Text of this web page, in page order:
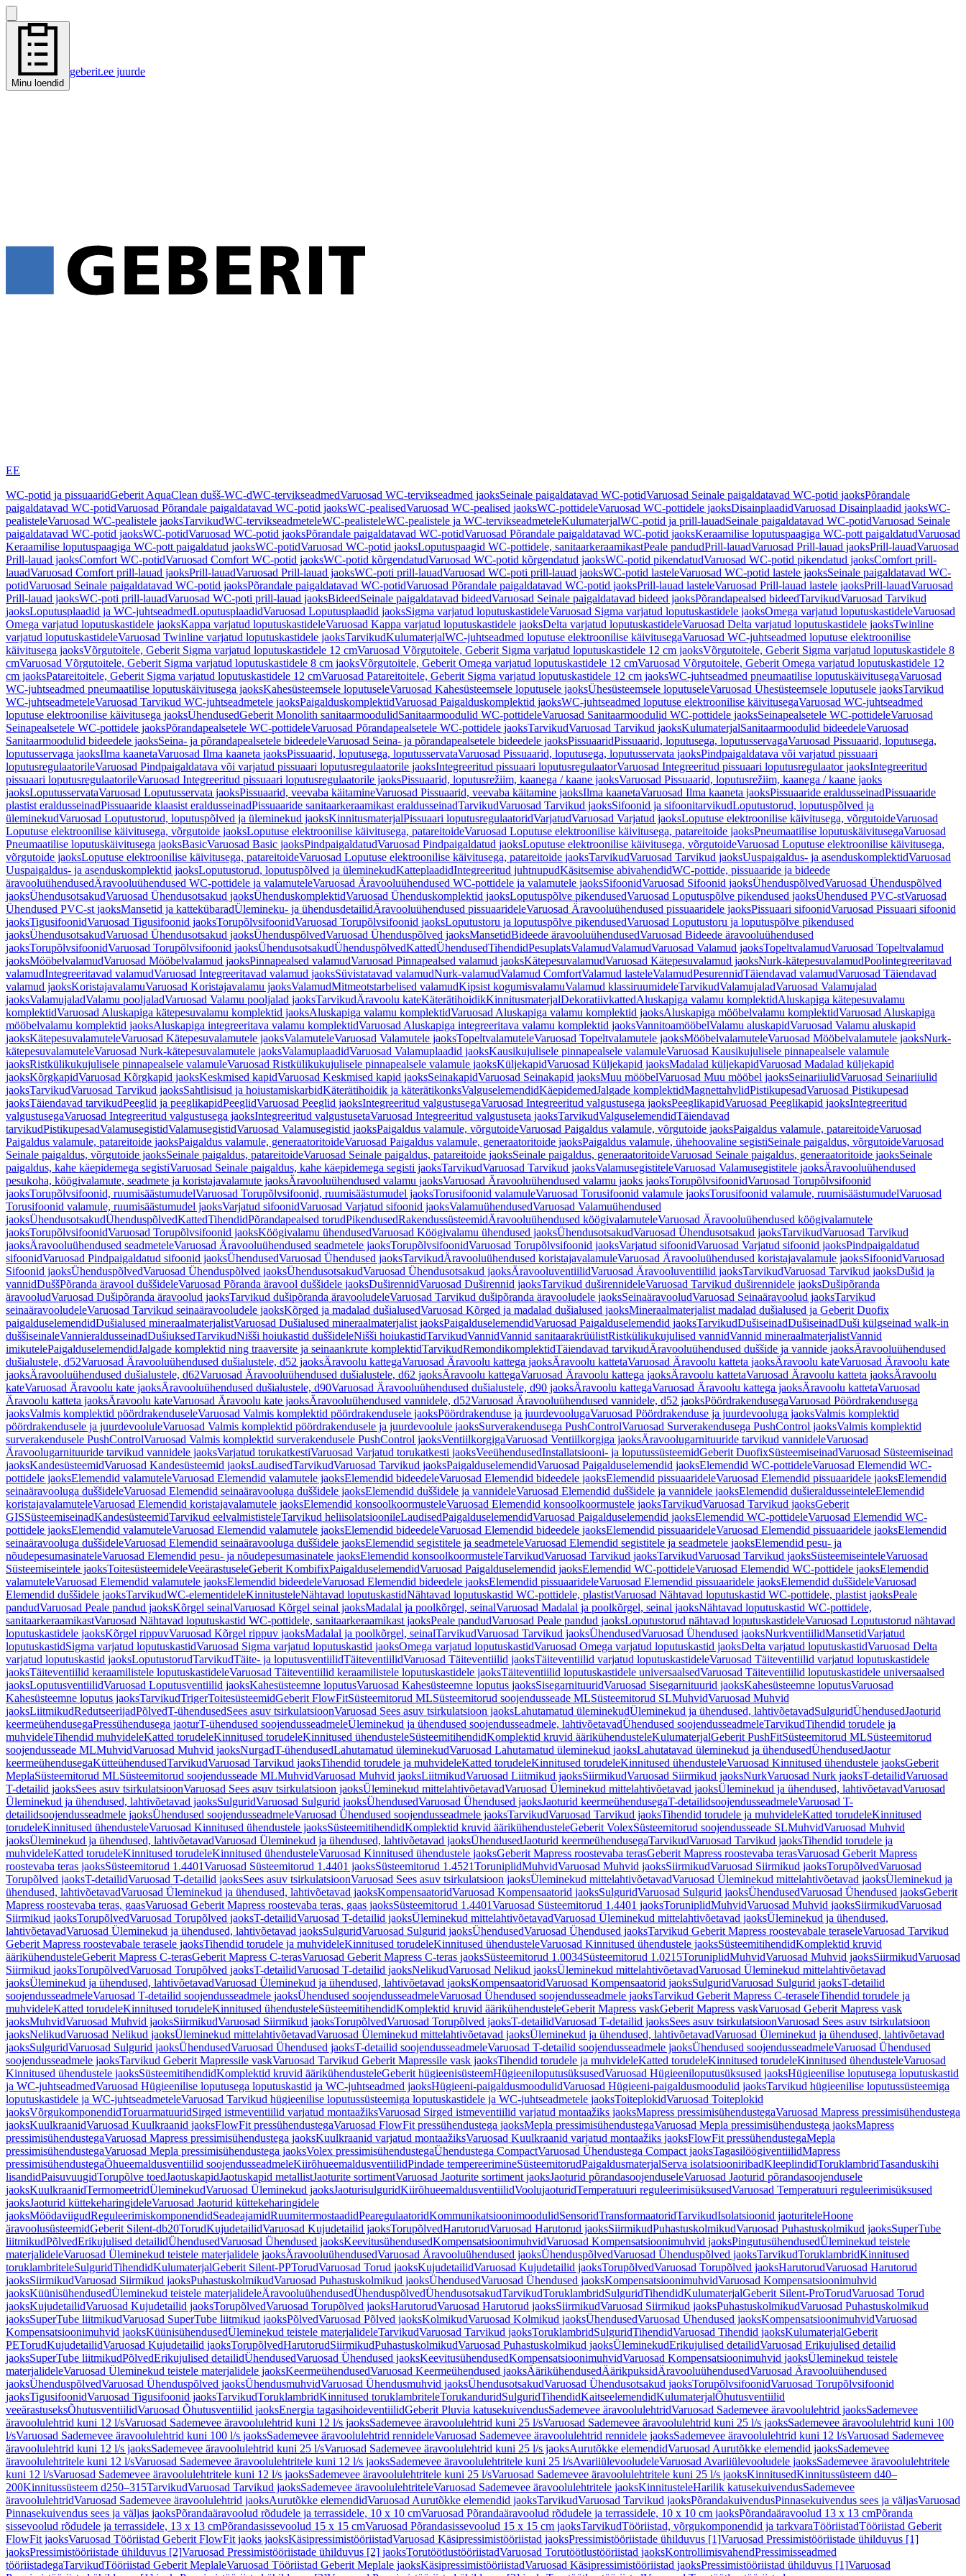
Minu loendid
geberit.ee juurde
EE
WC-potid ja pissuaaridGeberit AquaClean dušš-WC-dWC-tervikseadmedVaruosad WC-tervikseadmed jaoksSeinale paigaldatavad WC-potidVaruosad Seinale paigaldatavad WC-potid jaoksPõrandale
paigaldatavad WC-potidVaruosad Põrandale paigaldatavad WC-potid jaoksWC-pealisedVaruosad WC-pealised jaoksWC-pottideleVaruosad WC-pottidele jaoksDisainplaadidVaruosad Disainplaadid jaoksWC-
pealisteleVaruosad WC-pealistele jaoksTarvikudWC-tervikseadmeteleWC-pealisteleWC-pealistele ja WC-tervikseadmeteleKulumaterjalWC-potid ja prill-lauadSeinale paigaldatavad WC-potidVaruosad Seinale
paigaldatavad WC-potid jaoksWC-potidVaruosad WC-potid jaoksPõrandale paigaldatavad WC-potidVaruosad Põrandale paigaldatavad WC-potid jaoksKeraamilise loputuspaagiga WC-pott paigaldatudVaruosad
Keraamilise loputuspaagiga WC-pott paigaldatud jaoksWC-potidVaruosad WC-potid jaoksLoputuspaagid WC-pottidele, sanitaarkeraamikastPeale pandudPrill-lauadVaruosad Prill-lauad jaoksPrill-lauadVaruosad
Prill-lauad jaoksComfort WC-potidVaruosad Comfort WC-potid jaoksWC-potid kõrgendatudVaruosad WC-potid kõrgendatud jaoksWC-potid pikendatudVaruosad WC-potid pikendatud jaoksComfort prill-
lauadVaruosad Comfort prill-lauad jaoksPrill-lauadVaruosad Prill-lauad jaoksWC-poti prill-lauadVaruosad WC-poti prill-lauad jaoksWC-potid lasteleVaruosad WC-potid lastele jaoksSeinale paigaldatavad WC-
potidVaruosad Seinale paigaldatavad WC-potid jaoksPõrandale paigaldatavad WC-potidVaruosad Põrandale paigaldatavad WC-potid jaoksPrill-lauad lasteleVaruosad Prill-lauad lastele jaoksPrill-lauadVaruosad
Prill-lauad jaoksWC-poti prill-lauadVaruosad WC-poti prill-lauad jaoksBideedSeinale paigaldatavad bideedVaruosad Seinale paigaldatavad bideed jaoksPõrandapealsed bideedTarvikudVaruosad Tarvikud
jaoksLoputusplaadid ja WC-juhtseadmedLoputusplaadidVaruosad Loputusplaadid jaoksSigma varjatud loputuskastideleVaruosad Sigma varjatud loputuskastidele jaoksOmega varjatud loputuskastideleVaruosad
Omega varjatud loputuskastidele jaoksKappa varjatud loputuskastideleVaruosad Kappa varjatud loputuskastidele jaoksDelta varjatud loputuskastideleVaruosad Delta varjatud loputuskastidele jaoksTwinline
varjatud loputuskastideleVaruosad Twinline varjatud loputuskastidele jaoksTarvikudKulumaterjalWC-juhtseadmed loputuse elektroonilise käivitusegaVaruosad WC-juhtseadmed loputuse elektroonilise
käivitusega jaoksVõrgutoitele, Geberit Sigma varjatud loputuskastidele 12 cmVaruosad Võrgutoitele, Geberit Sigma varjatud loputuskastidele 12 cm jaoksVõrgutoitele, Geberit Sigma varjatud loputuskastidele 8
cmVaruosad Võrgutoitele, Geberit Sigma varjatud loputuskastidele 8 cm jaoksVõrgutoitele, Geberit Omega varjatud loputuskastidele 12 cmVaruosad Võrgutoitele, Geberit Omega varjatud loputuskastidele 12
cm jaoksPatareitoitele, Geberit Sigma varjatud loputuskastidele 12 cmVaruosad Patareitoitele, Geberit Sigma varjatud loputuskastidele 12 cm jaoksWC-juhtseadmed pneumaatilise loputuskäivitusegaVaruosad
WC-juhtseadmed pneumaatilise loputuskäivitusega jaoksKahesüsteemsele loputuseleVaruosad Kahesüsteemsele loputusele jaoksÜhesüsteemsele loputuseleVaruosad Ühesüsteemsele loputusele jaoksTarvikud
WC-juhtseadmeteleVaruosad Tarvikud WC-juhtseadmetele jaoksPaigalduskomplektidVaruosad Paigalduskomplektid jaoksWC-juhtseadmed loputuse elektroonilise käivitusegaVaruosad WC-juhtseadmed
loputuse elektroonilise käivitusega jaoksÜhendusedGeberit Monolith sanitaarmoodulidSanitaarmoodulid WC-pottideleVaruosad Sanitaarmoodulid WC-pottidele jaoksSeinapealsetele WC-pottideleVaruosad
Seinapealsetele WC-pottidele jaoksPõrandapealsetele WC-pottideleVaruosad Põrandapealsetele WC-pottidele jaoksTarvikudVaruosad Tarvikud jaoksKulumaterjalSanitaarmoodulid bideedeleVaruosad
Sanitaarmoodulid bideedele jaoksSeina- ja põrandapealsetele bideedeleVaruosad Seina- ja põrandapealsetele bideedele jaoksPissuaaridPissuaarid, loputusega, loputusservagaVaruosad Pissuaarid, loputusega,
loputusservaga jaoksIlma kaanetaVaruosad Ilma kaaneta jaoksPissuaarid, loputusega, loputusservataVaruosad Pissuaarid, loputusega, loputusservata jaoksPindpaigaldatava või varjatud pissuaari
loputusregulaatorileVaruosad Pindpaigaldatava või varjatud pissuaari loputusregulaatorile jaoksIntegreeritud pissuaari loputusregulaatorVaruosad Integreeritud pissuaari loputusregulaator jaoksIntegreeritud
pissuaari loputusregulaatorileVaruosad Integreeritud pissuaari loputusregulaatorile jaoksPissuaarid, loputusrežiim, kaanega / kaane jaoksVaruosad Pissuaarid, loputusrežiim, kaanega / kaane jaoks
jaoksLoputusservataVaruosad Loputusservata jaoksPissuaarid, veevaba käitamineVaruosad Pissuaarid, veevaba käitamine jaoksIlma kaanetaVaruosad Ilma kaaneta jaoksPissuaaride eraldusseinadPissuaaride
plastist eraldusseinadPissuaaride klaasist eraldusseinadPissuaaride sanitaarkeraamikast eraldusseinadTarvikudVaruosad Tarvikud jaoksSifoonid ja sifoonitarvikudLoputustorud, loputuspõlved ja
üleminekudVaruosad Loputustorud, loputuspõlved ja üleminekud jaoksKinnitusmaterjalPissuaari loputusregulaatoridVarjatudVaruosad Varjatud jaoksLoputuse elektroonilise käivitusega, võrgutoideVaruosad
Loputuse elektroonilise käivitusega, võrgutoide jaoksLoputuse elektroonilise käivitusega, patareitoideVaruosad Loputuse elektroonilise käivitusega, patareitoide jaoksPneumaatilise loputuskäivitusegaVaruosad
Pneumaatilise loputuskäivitusega jaoksBasicVaruosad Basic jaoksPindpaigaldatudVaruosad Pindpaigaldatud jaoksLoputuse elektroonilise käivitusega, võrgutoideVaruosad Loputuse elektroonilise käivitusega,
võrgutoide jaoksLoputuse elektroonilise käivitusega, patareitoideVaruosad Loputuse elektroonilise käivitusega, patareitoide jaoksTarvikudVaruosad Tarvikud jaoksUuspaigaldus- ja asenduskomplektidVaruosad
Uuspaigaldus- ja asenduskomplektid jaoksLoputustorud, loputuspõlved ja üleminekudKatteplaadidIntegreeritud juhtnupudKäsitsemise abivahendidWC-pottide, pissuaaride ja bideede
äravooluühendusedÄravooluühendused WC-pottidele ja valamuteleVaruosad Äravooluühendused WC-pottidele ja valamutele jaoksSifoonidVaruosad Sifoonid jaoksÜhenduspõlvedVaruosad Ühenduspõlved
jaoksÜhendusotsakudVaruosad Ühendusotsakud jaoksÜhenduskomplektidVaruosad Ühenduskomplektid jaoksLoputuspõlve pikendusedVaruosad Loputuspõlve pikendused jaoksÜhendused PVC-stVaruosad
Ühendused PVC-st jaoksMansetid ja kattekübaradÜlemineku- ja ühendusdetailidÄravooluühendused pissuaarideleVaruosad Äravooluühendused pissuaaridele jaoksPissuaari sifoonidVaruosad Pissuaari sifoonid
jaoksTigusifoonidVaruosad Tigusifoonid jaoksTorupõlvsifoonidVaruosad Torupõlvsifoonid jaoksLoputustoru ja loputuspõlve pikendusedVaruosad Loputustoru ja loputuspõlve pikendused
jaoksÜhendusotsakudVaruosad Ühendusotsakud jaoksÜhenduspõlvedVaruosad Ühenduspõlved jaoksMansetidBideede äravooluühendusedVaruosad Bideede äravooluühendused
jaoksTorupõlvsifoonidVaruosad Torupõlvsifoonid jaoksÜhendusotsakudÜhenduspõlvedKattedÜhendusedTihendidPesuplatsValamudValamudVaruosad Valamud jaoksTopeltvalamudVaruosad Topeltvalamud
jaoksMööbelvalamudVaruosad Mööbelvalamud jaoksPinnapealsed valamudVaruosad Pinnapealsed valamud jaoksKätepesuvalamudVaruosad Kätepesuvalamud jaoksNurk-kätepesuvalamudPoolintegreeritavad
valamudIntegreeritavad valamudVaruosad Integreeritavad valamud jaoksSüvistatavad valamudNurk-valamudValamud ComfortValamud lasteleValamudPesurennidTäiendavad valamudVaruosad Täiendavad
valamud jaoksKoristajavalamuVaruosad Koristajavalamu jaoksValamudMitmeotstarbelised valamudKipsist kogumisvalamuValamud klassiruumideleTarvikudValamujaladVaruosad Valamujalad
jaoksValamujaladValamu pooljaladVaruosad Valamu pooljalad jaoksTarvikudÄravoolu kateKäterätihoidikKinnitusmaterjalDekoratiivkattedAluskapiga valamu komplektidAluskapiga kätepesuvalamu
komplektidVaruosad Aluskapiga kätepesuvalamu komplektid jaoksAluskapiga valamu komplektidVaruosad Aluskapiga valamu komplektid jaoksAluskapiga mööbelvalamu komplektidVaruosad Aluskapiga
mööbelvalamu komplektid jaoksAluskapiga integreeritava valamu komplektidVaruosad Aluskapiga integreeritava valamu komplektid jaoksVannitoamööbelValamu aluskapidVaruosad Valamu aluskapid
jaoksKätepesuvalamuteleVaruosad Kätepesuvalamutele jaoksValamuteleVaruosad Valamutele jaoksTopeltvalamuteleVaruosad Topeltvalamutele jaoksMööbelvalamuteleVaruosad Mööbelvalamutele jaoksNurk-
kätepesuvalamuteleVaruosad Nurk-kätepesuvalamutele jaoksValamuplaadidVaruosad Valamuplaadid jaoksKausikujulisele pinnapealsele valamuleVaruosad Kausikujulisele pinnapealsele valamule
jaoksRistkülikukujulisele pinnapealsele valamuleVaruosad Ristkülikukujulisele pinnapealsele valamule jaoksKüljekapidVaruosad Küljekapid jaoksMadalad küljekapidVaruosad Madalad küljekapid
jaoksKõrgkapidVaruosad Kõrgkapid jaoksKeskmised kapidVaruosad Keskmised kapid jaoksSeinakapidVaruosad Seinakapid jaoksMuu mööbelVaruosad Muu mööbel jaoksSeinariiulidVaruosad Seinariiulid
jaoksTarvikudVaruosad Tarvikud jaoksSahtlisisud ja hoiustamiskarbidKäterätihoidik ja käterätikonksValguselemendidKäepidemedJalgade komplektidMagnettahvlidPistikupesadVaruosad Pistikupesad
jaoksTäiendavad tarvikudPeeglid ja peeglikapidPeeglidVaruosad Peeglid jaoksIntegreeritud valgustusegaVaruosad Integreeritud valgustusega jaoksPeeglikapidVaruosad Peeglikapid jaoksIntegreeritud
valgustusegaVaruosad Integreeritud valgustusega jaoksIntegreeritud valgustusetaVaruosad Integreeritud valgustuseta jaoksTarvikudValguselemendidTäiendavad
tarvikudPistikupesadValamusegistidValamusegistidVaruosad Valamusegistid jaoksPaigaldus valamule, võrgutoideVaruosad Paigaldus valamule, võrgutoide jaoksPaigaldus valamule, patareitoideVaruosad
Paigaldus valamule, patareitoide jaoksPaigaldus valamule, generaatoritoideVaruosad Paigaldus valamule, generaatoritoide jaoksPaigaldus valamule, ühehoovaline segistiSeinale paigaldus, võrgutoideVaruosad
Seinale paigaldus, võrgutoide jaoksSeinale paigaldus, patareitoideVaruosad Seinale paigaldus, patareitoide jaoksSeinale paigaldus, generaatoritoideVaruosad Seinale paigaldus, generaatoritoide jaoksSeinale
paigaldus, kahe käepidemega segistiVaruosad Seinale paigaldus, kahe käepidemega segisti jaoksTarvikudVaruosad Tarvikud jaoksValamusegistiteleVaruosad Valamusegistitele jaoksÄravooluühendused
pesukoha, köögivalamute, seadmete ja koristajavalamute jaoksÄravooluühendused valamu jaoksVaruosad Äravooluühendused valamu jaoks jaoksTorupõlvsifoonidVaruosad Torupõlvsifoonid
jaoksTorupõlvsifoonid, ruumisäästumudelVaruosad Torupõlvsifoonid, ruumisäästumudel jaoksTorusifoonid valamuleVaruosad Torusifoonid valamule jaoksTorusifoonid valamule, ruumisäästumudelVaruosad
Torusifoonid valamule, ruumisäästumudel jaoksVarjatud sifoonidVaruosad Varjatud sifoonid jaoksValamuühendusedVaruosad Valamuühendused
jaoksÜhendusotsakudÜhenduspõlvedKattedTihendidPõrandapealsed torudPikendusedRakendussüsteemidÄravooluühendused köögivalamuteleVaruosad Äravooluühendused köögivalamutele
jaoksTorupõlvsifoonidVaruosad Torupõlvsifoonid jaoksKöögivalamu ühendusedVaruosad Köögivalamu ühendused jaoksÜhendusotsakudVaruosad Ühendusotsakud jaoksTarvikudVaruosad Tarvikud
jaoksÄravooluühendused seadmeteleVaruosad Äravooluühendused seadmetele jaoksTorupõlvsifoonidVaruosad Torupõlvsifoonid jaoksVarjatud sifoonidVaruosad Varjatud sifoonid jaoksPindpaigaldatud
sifoonidVaruosad Pindpaigaldatud sifoonid jaoksÜhendusedVaruosad Ühendused jaoksTarvikudÄravooluühendused koristajavalamuleVaruosad Äravooluühendused koristajavalamule jaoksSifoonidVaruosad
Sifoonid jaoksÜhenduspõlvedVaruosad Ühenduspõlved jaoksÜhendusotsakudVaruosad Ühendusotsakud jaoksÄravooluventiilidVaruosad Äravooluventiilid jaoksTarvikudVaruosad Tarvikud jaoksDušid ja
vannidDuššPõranda äravool duššideleVaruosad Põranda äravool duššidele jaoksDuširennidVaruosad Duširennid jaoksTarvikud duširennideleVaruosad Tarvikud duširennidele jaoksDušipõranda
äravooludVaruosad Dušipõranda äravoolud jaoksTarvikud dušipõranda äravooludeleVaruosad Tarvikud dušipõranda äravooludele jaoksSeinaäravooludVaruosad Seinaäravoolud jaoksTarvikud
seinaäravooludeleVaruosad Tarvikud seinaäravooludele jaoksKõrged ja madalad dušialusedVaruosad Kõrged ja madalad dušialused jaoksMineraalmaterjalist madalad dušialused ja Geberit Duofix
paigalduselemendidDušialused mineraalmaterjalistVaruosad Dušialused mineraalmaterjalist jaoksPaigalduselemendidVaruosad Paigalduselemendid jaoksTarvikudDušiseinadDušiseinadDuši külgseinad walk-in
duššiseinaleVannieraldusseinadDušiuksedTarvikudNišši hoiukastid duššideleNišši hoiukastidTarvikudVannidVannid sanitaarakrüülistRistkülikukujulised vannidVannid mineraalmaterjalistVannid
imikutelePaigalduselemendidJalgade komplektid ning traaversite ja seinaankrute komplektidTarvikudRemondikomplektidTäiendavad tarvikudÄravooluühendused duššide ja vannide jaoksÄravooluühendused
dušialustele, d52Varuosad Äravooluühendused dušialustele, d52 jaoksÄravoolu kattegaVaruosad Äravoolu kattega jaoksÄravoolu kattetaVaruosad Äravoolu katteta jaoksÄravoolu kateVaruosad Äravoolu kate
jaoksÄravooluühendused dušialustele, d62Varuosad Äravooluühendused dušialustele, d62 jaoksÄravoolu kattegaVaruosad Äravoolu kattega jaoksÄravoolu kattetaVaruosad Äravoolu katteta jaoksÄravoolu
kateVaruosad Äravoolu kate jaoksÄravooluühendused dušialustele, d90Varuosad Äravooluühendused dušialustele, d90 jaoksÄravoolu kattegaVaruosad Äravoolu kattega jaoksÄravoolu kattetaVaruosad
Äravoolu katteta jaoksÄravoolu kateVaruosad Äravoolu kate jaoksÄravooluühendused vannidele, d52Varuosad Äravooluühendused vannidele, d52 jaoksPöördrakendusegaVaruosad Pöördrakendusega
jaoksValmis komplektid pöördrakenduseleVaruosad Valmis komplektid pöördrakendusele jaoksPöördrakenduse ja juurdevoolugaVaruosad Pöördrakenduse ja juurdevooluga jaoksValmis komplektid
pöördrakendusele ja juurdevooluleVaruosad Valmis komplektid pöördrakendusele ja juurdevoolule jaoksSurverakendusega PushControlVaruosad Surverakendusega PushControl jaoksValmis komplektid
surverakendusele PushControlVaruosad Valmis komplektid surverakendusele PushControl jaoksVentiilkorgigaVaruosad Ventiilkorgiga jaoksÄravoolugarnituuride tarvikud vannideleVaruosad
Äravoolugarnituuride tarvikud vannidele jaoksVarjatud torukatkestiVaruosad Varjatud torukatkesti jaoksVeeühendusedInstallatsiooni- ja loputussüsteemidGeberit DuofixSüsteemiseinadVaruosad Süsteemiseinad
jaoksKandesüsteemidVaruosad Kandesüsteemid jaoksLaudisedTarvikudVaruosad Tarvikud jaoksPaigalduselemendidVaruosad Paigalduselemendid jaoksElemendid WC-pottideleVaruosad Elemendid WC-
pottidele jaoksElemendid valamuteleVaruosad Elemendid valamutele jaoksElemendid bideedeleVaruosad Elemendid bideedele jaoksElemendid pissuaarideleVaruosad Elemendid pissuaaridele jaoksElemendid
seinaäravooluga duššideleVaruosad Elemendid seinaäravooluga duššidele jaoksElemendid duššidele ja vannideleVaruosad Elemendid duššidele ja vannidele jaoksElemendid dušieraldusseinteleElemendid
koristajavalamuteleVaruosad Elemendid koristajavalamutele jaoksElemendid konsoolkoormusteleVaruosad Elemendid konsoolkoormustele jaoksTarvikudVaruosad Tarvikud jaoksGeberit
GISSüsteemiseinadKandesüsteemidTarvikud eelvalmististeleTarvikud heliisolatsioonileLaudisedPaigalduselemendidVaruosad Paigalduselemendid jaoksElemendid WC-pottideleVaruosad Elemendid WC-
pottidele jaoksElemendid valamuteleVaruosad Elemendid valamutele jaoksElemendid bideedeleVaruosad Elemendid bideedele jaoksElemendid pissuaarideleVaruosad Elemendid pissuaaridele jaoksElemendid
seinaäravooluga duššideleVaruosad Elemendid seinaäravooluga duššidele jaoksElemendid segistitele ja seadmeteleVaruosad Elemendid segistitele ja seadmetele jaoksElemendid pesu- ja
nõudepesumasinateleVaruosad Elemendid pesu- ja nõudepesumasinatele jaoksElemendid konsoolkoormusteleTarvikudVaruosad Tarvikud jaoksTarvikudVaruosad Tarvikud jaoksSüsteemiseinteleVaruosad
Süsteemiseintele jaoksToitesüsteemideleVeeärastuseleGeberit KombifixPaigalduselemendidVaruosad Paigalduselemendid jaoksElemendid WC-pottideleVaruosad Elemendid WC-pottidele jaoksElemendid
valamuteleVaruosad Elemendid valamutele jaoksElemendid bideedeleVaruosad Elemendid bideedele jaoksElemendid pissuaarideleVaruosad Elemendid pissuaaridele jaoksElemendid duššideleVaruosad
Elemendid duššidele jaoksTarvikudWC-elementideleKinnitusteleNähtavad loputuskastidNähtavad loputuskastid WC-pottidele, plastistVaruosad Nähtavad loputuskastid WC-pottidele, plastist jaoksPeale
pandudVaruosad Peale pandud jaoksKõrgel seinalVaruosad Kõrgel seinal jaoksMadalal ja poolkõrgel, seinalVaruosad Madalal ja poolkõrgel, seinal jaoksNähtavad loputuskastid WC-pottidele,
sanitaarkeraamikastVaruosad Nähtavad loputuskastid WC-pottidele, sanitaarkeraamikast jaoksPeale pandudVaruosad Peale pandud jaoksLoputustorud nähtavad loputuskastideleVaruosad Loputustorud nähtavad
loputuskastidele jaoksKõrgel rippuvVaruosad Kõrgel rippuv jaoksMadalal ja poolkõrgel, seinalTarvikudVaruosad Tarvikud jaoksÜhendusedVaruosad Ühendused jaoksNurkventiilidMansetidVarjatud
loputuskastidSigma varjatud loputuskastidVaruosad Sigma varjatud loputuskastid jaoksOmega varjatud loputuskastidVaruosad Omega varjatud loputuskastid jaoksDelta varjatud loputuskastidVaruosad Delta
varjatud loputuskastid jaoksLoputustorudTarvikudTäite- ja loputusventiilidTäiteventiilidVaruosad Täiteventiilid jaoksTäiteventiilid varjatud loputuskastideleVaruosad Täiteventiilid varjatud loputuskastidele
jaoksTäiteventiilid keraamilistele loputuskastideleVaruosad Täiteventiilid keraamilistele loputuskastidele jaoksTäiteventiilid loputuskastidele universaalsedVaruosad Täiteventiilid loputuskastidele universaalsed
jaoksLoputusventiilidVaruosad Loputusventiilid jaoksKahesüsteemne loputusVaruosad Kahesüsteemne loputus jaoksSisegarnituuridVaruosad Sisegarnituurid jaoksKahesüsteemne loputusVaruosad
Kahesüsteemne loputus jaoksTarvikudTrigerToitesüsteemidGeberit FlowFitSüsteemitorud MLSüsteemitorud soojendusseade MLSüsteemitorud SLMuhvidVaruosad Muhvid
jaoksLiitmikudRedutseerijadPõlvedT-ühendusedSees asuv tsirkulatsioonVaruosad Sees asuv tsirkulatsioon jaoksLahutamatud üleminekudÜleminekud ja ühendused, lahtivõetavadSulguridÜhendusedJaoturid
keermeühendusegaPressühendusega jaoturT-ühendused soojendusseadmeleÜleminekud ja ühendused soojendusseadmele, lahtivõetavadÜhendused soojendusseadmeleTarvikudTihendid torudele ja
muhvideleTihendid muhvideleKatted torudeleKinnitused torudeleKinnitused ühendusteleSüsteemitihendidKomplektid kruvid äärikühendusteleKulumaterjalGeberit PushFitSüsteemitorud MLSüsteemitorud
soojendusseade MLMuhvidVaruosad Muhvid jaoksNurgadT-ühendusedLahutamatud üleminekudVaruosad Lahutamatud üleminekud jaoksLahutatavad üleminekud ja ühendusedÜhendusedJaotur
keermeühendusegaKütteühendusedTarvikudVaruosad Tarvikud jaoksTihendid torudele ja muhvideleKatted torudeleKinnitused torudeleKinnitused ühendusteleVaruosad Kinnitused ühendustele jaoksGeberit
MeplaSüsteemitorud MLSüsteemitorud soojendusseade MLMuhvidVaruosad Muhvid jaoksLiitmikudVaruosad Liitmikud jaoksSiirmikudVaruosad Siirmikud jaoksNurkVaruosad Nurk jaoksT-detailidVaruosad
T-detailid jaoksSees asuv tsirkulatsioonVaruosad Sees asuv tsirkulatsioon jaoksÜleminekud mittelahtivõetavadVaruosad Üleminekud mittelahtivõetavad jaoksÜleminekud ja ühendused, lahtivõetavadVaruosad
Üleminekud ja ühendused, lahtivõetavad jaoksSulguridVaruosad Sulgurid jaoksÜhendusedVaruosad Ühendused jaoksJaoturid keermeühendusegaT-detailidsoojendusseadmeleVaruosad T-
detailidsoojendusseadmele jaoksÜhendused soojendusseadmeleVaruosad Ühendused soojendusseadmele jaoksTarvikudVaruosad Tarvikud jaoksTihendid torudele ja muhvideleKatted torudeleKinnitused
torudeleKinnitused ühendusteleVaruosad Kinnitused ühendustele jaoksSüsteemitihendidKomplektid kruvid äärikühendusteleGeberit VolexSüsteemitorud soojendusseade SLMuhvidVaruosad Muhvid
jaoksÜleminekud ja ühendused, lahtivõetavadVaruosad Üleminekud ja ühendused, lahtivõetavad jaoksÜhendusedJaoturid keermeühendusegaTarvikudVaruosad Tarvikud jaoksTihendid torudele ja
muhvideleKatted torudeleKinnitused torudeleKinnitused ühendusteleVaruosad Kinnitused ühendustele jaoksGeberit Mapress roostevaba terasGeberit Mapress roostevaba terasVaruosad Geberit Mapress
roostevaba teras jaoksSüsteemitorud 1.4401Varuosad Süsteemitorud 1.4401 jaoksSüsteemitorud 1.4521ToruniplidMuhvidVaruosad Muhvid jaoksSiirmikudVaruosad Siirmikud jaoksTorupõlvedVaruosad
Torupõlved jaoksT-detailidVaruosad T-detailid jaoksSees asuv tsirkulatsioonVaruosad Sees asuv tsirkulatsioon jaoksÜleminekud mittelahtivõetavadVaruosad Üleminekud mittelahtivõetavad jaoksÜleminekud ja
ühendused, lahtivõetavadVaruosad Üleminekud ja ühendused, lahtivõetavad jaoksKompensaatoridVaruosad Kompensaatorid jaoksSulguridVaruosad Sulgurid jaoksÜhendusedVaruosad Ühendused jaoksGeberit
Mapress roostevaba teras, gaasVaruosad Geberit Mapress roostevaba teras, gaas jaoksSüsteemitorud 1.4401Varuosad Süsteemitorud 1.4401 jaoksToruniplidMuhvidVaruosad Muhvid jaoksSiirmikudVaruosad
Siirmikud jaoksTorupõlvedVaruosad Torupõlved jaoksT-detailidVaruosad T-detailid jaoksÜleminekud mittelahtivõetavadVaruosad Üleminekud mittelahtivõetavad jaoksÜleminekud ja ühendused,
lahtivõetavadVaruosad Üleminekud ja ühendused, lahtivõetavad jaoksSulguridVaruosad Sulgurid jaoksÜhendusedVaruosad Ühendused jaoksTarvikud Geberit Mapress roostevabale teraseleVaruosad Tarvikud
Geberit Mapress roostevabale terasele jaoksTihendid torudele ja muhvideleKinnitused torudeleKinnitused ühendusteleVaruosad Kinnitused ühendustele jaoksSüsteemitihendidKomplektid kruvid
äärikühendusteleGeberit Mapress C-terasGeberit Mapress C-terasVaruosad Geberit Mapress C-teras jaoksSüsteemitorud 1.0034Süsteemitorud 1.0215ToruniplidMuhvidVaruosad Muhvid jaoksSiirmikudVaruosad
Siirmikud jaoksTorupõlvedVaruosad Torupõlved jaoksT-detailidVaruosad T-detailid jaoksNelikudVaruosad Nelikud jaoksÜleminekud mittelahtivõetavadVaruosad Üleminekud mittelahtivõetavad
jaoksÜleminekud ja ühendused, lahtivõetavadVaruosad Üleminekud ja ühendused, lahtivõetavad jaoksKompensaatoridVaruosad Kompensaatorid jaoksSulguridVaruosad Sulgurid jaoksT-detailid
soojendusseadmeleVaruosad T-detailid soojendusseadmele jaoksÜhendused soojendusseadmeleVaruosad Ühendused soojendusseadmele jaoksTarvikud Geberit Mapress C-teraseleTihendid torudele ja
muhvideleKatted torudeleKinnitused torudeleKinnitused ühendusteleSüsteemitihendidKomplektid kruvid äärikühendusteleGeberit Mapress vaskGeberit Mapress vaskVaruosad Geberit Mapress vask
jaoksMuhvidVaruosad Muhvid jaoksSiirmikudVaruosad Siirmikud jaoksTorupõlvedVaruosad Torupõlved jaoksT-detailidVaruosad T-detailid jaoksSees asuv tsirkulatsioonVaruosad Sees asuv tsirkulatsioon
jaoksNelikudVaruosad Nelikud jaoksÜleminekud mittelahtivõetavadVaruosad Üleminekud mittelahtivõetavad jaoksÜleminekud ja ühendused, lahtivõetavadVaruosad Üleminekud ja ühendused, lahtivõetavad
jaoksSulguridVaruosad Sulgurid jaoksÜhendusedVaruosad Ühendused jaoksT-detailid soojendusseadmeleVaruosad T-detailid soojendusseadmele jaoksÜhendused soojendusseadmeleVaruosad Ühendused
soojendusseadmele jaoksTarvikud Geberit Mapressile vaskVaruosad Tarvikud Geberit Mapressile vask jaoksTihendid torudele ja muhvideleKatted torudeleKinnitused torudeleKinnitused ühendusteleVaruosad
Kinnitused ühendustele jaoksSüsteemitihendidKomplektid kruvid äärikühendusteleGeberit hügieenisüsteemHügieeniloputusüksusedVaruosad Hügieeniloputusüksused jaoksHügieenilise loputusega loputuskastid
ja WC-juhtseadmedVaruosad Hügieenilise loputusega loputuskastid ja WC-juhtseadmed jaoksHügieeni-paigaldusmoodulidVaruosad Hügieeni-paigaldusmoodulid jaoksTarvikud hügieenilise loputussüsteemiga
loputuskastidele ja WC-juhtseadmeteleVaruosad Tarvikud hügieenilise loputussüsteemiga loputuskastidele ja WC-juhtseadmetele jaoksToiteplokidVaruosad Toiteplokid
jaoksVõrgukomponendidToruarmatuuridSirged istmeventiilid varjatud montaažiksVaruosad Sirged istmeventiilid varjatud montaažiks jaoksMapress pressimisühendustegaVaruosad Mapress pressimisühendustega
jaoksKuulkraanidVaruosad Kuulkraanid jaoksFlowFit pressühendustegaVaruosad FlowFit pressühendustega jaoksMepla pressimisühendustegaVaruosad Mepla pressimisühendustega jaoksMapress
pressimisühendustegaVaruosad Mapress pressimisühendustega jaoksKuulkraanid varjatud montaažiksVaruosad Kuulkraanid varjatud montaažiks jaoksFlowFit pressühendustegaMepla
pressimisühendustegaVaruosad Mepla pressimisühendustega jaoksVolex pressimisühendustegaÜhendustega CompactVaruosad Ühendustega Compact jaoksTagasilöögiventiilidMapress
pressimisühendustegaÕhueemaldusventiilid soojendusseadmeleKiirõhueemaldusventiilidPindade tempereerimineSüsteemitorudPaigaldusmaterjalServa isolatsiooniribadKleeplindidToruklambridTasanduskihi
lisandidPaisuvuugidTorupõlve toedJaotuskapidJaotuskapid metallistJaoturite sortimentVaruosad Jaoturite sortiment jaoksJaoturid põrandasoojenduseleVaruosad Jaoturid põrandasoojendusele
jaoksKuulkraanidTermomeetridÜleminekudVaruosad Üleminekud jaoksJaoturisulguridKiirõhueemaldusventiilidVoolujaoturidTemperatuuri reguleerimisüksusedVaruosad Temperatuuri reguleerimisüksused
jaoksJaoturid küttekeharingideleVaruosad Jaoturid küttekeharingidele
jaoksMöödaviigudReguleerimiskomponendidSeadeajamidRuumitermostaadidPearegulaatoridKommunikatsioonimoodulidSensoridTransformaatoridTarvikudIsolatsioonid jaoturiteleHoone
äravoolusüsteemidGeberit Silent-db20TorudKujudetailidVaruosad Kujudetailid jaoksTorupõlvedHarutorudVaruosad Harutorud jaoksSiirmikudPuhastuskolmikudVaruosad Puhastuskolmikud jaoksSuperTube
liitmikudPõlvedErikujulised detailidÜhendusedVaruosad Ühendused jaoksKeevitusühendusedKompensatsioonimuhvidVaruosad Kompensatsioonimuhvid jaoksPingutusühendusedÜleminekud teistele
materjalideleVaruosad Üleminekud teistele materjalidele jaoksÄravooluühendusedVaruosad Äravooluühendused jaoksÜhenduspõlvedVaruosad Ühenduspõlved jaoksTarvikudToruklambridKinnitused
toruklambriteleSulguridTihendidKulumaterjalGeberit Silent-PPTorudVaruosad Torud jaoksKujudetailidVaruosad Kujudetailid jaoksTorupõlvedVaruosad Torupõlved jaoksHarutorudVaruosad Harutorud
jaoksSiirmikudVaruosad Siirmikud jaoksPuhastuskolmikudVaruosad Puhastuskolmikud jaoksÜhendusedVaruosad Ühendused jaoksKompensatsioonimuhvidVaruosad Kompensatsioonimuhvid
jaoksKüünisühendusedÜleminekud teistele materjalideleÄravooluühendusedÜhenduspõlvedÜhendusotsakudTarvikudToruklambridSulguridTihendidKulumaterjalGeberit Silent-ProTorudVaruosad Torud
jaoksKujudetailidVaruosad Kujudetailid jaoksTorupõlvedVaruosad Torupõlved jaoksHarutorudVaruosad Harutorud jaoksSiirmikudVaruosad Siirmikud jaoksPuhastuskolmikudVaruosad Puhastuskolmikud
jaoksSuperTube liitmikudVaruosad SuperTube liitmikud jaoksPõlvedVaruosad Põlved jaoksKolmikudVaruosad Kolmikud jaoksÜhendusedVaruosad Ühendused jaoksKompensatsioonimuhvidVaruosad
Kompensatsioonimuhvid jaoksKüünisühendusedÜleminekud teistele materjalideleTarvikudVaruosad Tarvikud jaoksToruklambridSulguridTihendidVaruosad Tihendid jaoksKulumaterjalGeberit
PETorudKujudetailidVaruosad Kujudetailid jaoksTorupõlvedHarutorudSiirmikudPuhastuskolmikudVaruosad Puhastuskolmikud jaoksÜleminekudErikujulised detailidVaruosad Erikujulised detailid
jaoksSuperTube liitmikudPõlvedErikujulised detailidÜhendusedVaruosad Ühendused jaoksKeevitusühendusedKompensatsioonimuhvidVaruosad Kompensatsioonimuhvid jaoksÜleminekud teistele
materjalideleVaruosad Üleminekud teistele materjalidele jaoksKeermeühendusedVaruosad Keermeühendused jaoksÄärikühendusedÄärikpuksidÄravooluühendusedVaruosad Äravooluühendused
jaoksÜhenduspõlvedVaruosad Ühenduspõlved jaoksÜhendusmuhvidVaruosad Ühendusmuhvid jaoksÜhendusotsakudVaruosad Ühendusotsakud jaoksTorupõlvsifoonidVaruosad Torupõlvsifoonid
jaoksTigusifoonidVaruosad Tigusifoonid jaoksTarvikudToruklambridKinnitused toruklambriteleTorukanduridSulguridTihendidKaitseelemendidKulumaterjalÕhutusventiilid
veeärastuseksÕhutusventiilidVaruosad Õhutusventiilid jaoksEnergia tagasihoideventiilidGeberit Pluvia katusekuivendusSademevee äravoolulehtridVaruosad Sademevee äravoolulehtrid jaoksSademevee
äravoolulehtrid kuni 12 l/sVaruosad Sademevee äravoolulehtrid kuni 12 l/s jaoksSademevee äravoolulehtrid kuni 25 l/sVaruosad Sademevee äravoolulehtrid kuni 25 l/s jaoksSademevee äravoolulehtrid kuni 100
l/sVaruosad Sademevee äravoolulehtrid kuni 100 l/s jaoksSademevee äravoolulehtrid rennideleVaruosad Sademevee äravoolulehtrid rennidele jaoksSademevee äravoolulehtrid kuni 12 l/sVaruosad Sademevee
äravoolulehtrid kuni 12 l/s jaoksSademevee äravoolulehtrid kuni 25 l/sVaruosad Sademevee äravoolulehtrid kuni 25 l/s jaoksAurutõkke elemendidVaruosad Aurutõkke elemendid jaoksSademevee
äravoolulehtritele kuni 12 l/sVaruosad Sademevee äravoolulehtritele kuni 12 l/s jaoksSademevee äravoolulehtritele kuni 25 l/sAvariiülevooludeleVaruosad Avariiülevooludele jaoksSademevee äravoolulehtritele
kuni 12 l/sVaruosad Sademevee äravoolulehtritele kuni 12 l/s jaoksSademevee äravoolulehtritele kuni 25 l/sVaruosad Sademevee äravoolulehtritele kuni 25 l/s jaoksKinnitusedKinnitussüsteem d40–
200Kinnitussüsteem d250–315TarvikudVaruosad Tarvikud jaoksSademevee äravoolulehtriteleVaruosad Sademevee äravoolulehtritele jaoksKinnitusteleHarilik katusekuivendusSademevee
äravoolulehtridVaruosad Sademevee äravoolulehtrid jaoksAurutõkke elemendidVaruosad Aurutõkke elemendid jaoksTarvikudVaruosad Tarvikud jaoksPõrandakuivendusPinnasekuivendus sees ja väljasVaruosad
Pinnasekuivendus sees ja väljas jaoksPõrandaäravoolud rõdudele ja terrassidele, 10 x 10 cmVaruosad Põrandaäravoolud rõdudele ja terrassidele, 10 x 10 cm jaoksPõrandaäravoolud 13 x 13 cmPõranda
sissevoolud rõdudele ja terrassidele, 13 x 13 cmPõrandasissevoolud 15 x 15 cmVaruosad Põrandasissevoolud 15 x 15 cm jaoksTarvikudTööriistad, võrgukomponendid ja tarkvaraTööriistadTööriistad Geberit
FlowFit jaoksVaruosad Tööriistad Geberit FlowFit jaoks jaoksKäsipressimistööriistadVaruosad Käsipressimistööriistad jaoksPressimistööriistade ühilduvus [1]Varuosad Pressimistööriistade ühilduvus [1]
jaoksPressimistööriistade ühilduvus [2]Varuosad Pressimistööriistade ühilduvus [2] jaoksTorutöötlustööriistadVaruosad Torutöötlustööriistad jaoksKontrollimisvahendPressimisseadmed
tööriistadegaTarvikudTööriistad Geberit MeplaleVaruosad Tööriistad Geberit Meplale jaoksKäsipressimistööriistadVaruosad Käsipressimistööriistad jaoksPressimistööriistad ühilduvus [1]Varuosad